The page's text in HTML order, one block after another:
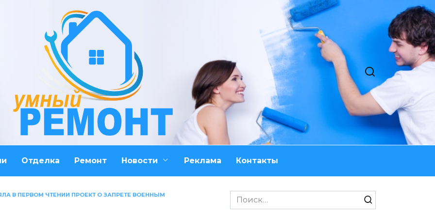
Отделка Ремонт Новости Реклама Контакты
В ПЕРВОМ ЧТЕНИИ ПРОЕКТ О ЗАПРЕТЕ ВОЕННЫМ
Search
for: